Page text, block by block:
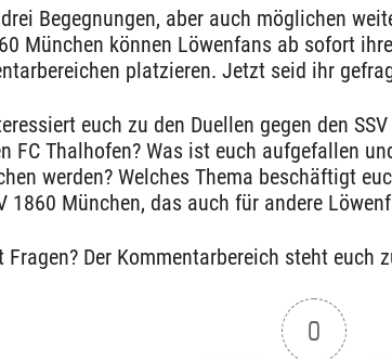
Begegnungen, aber auch möglichen
München können Löwenfans ab sofort
platzieren. Jetzt seid ihr
euch zu den Duellen gegen den
FC Thalhofen? Was ist euch aufgefallen
werden? Welches Thema beschäftigt
1860 München, das auch für andere
Fragen? Der Kommentarbereich steht euch
0